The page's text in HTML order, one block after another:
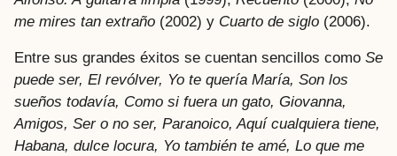
me mires tan extraño (2002) y Cuarto de siglo (2006).
Entre sus grandes éxitos se cuentan sencillos como Se
puede ser, El revólver, Yo te quería María, Son los
sueños todavía, Como si fuera un gato, Giovanna,
Amigos, Ser o no ser, Paranoico, Aquí cualquiera tiene,
Habana, dulce locura, Yo también te amé, Lo que me